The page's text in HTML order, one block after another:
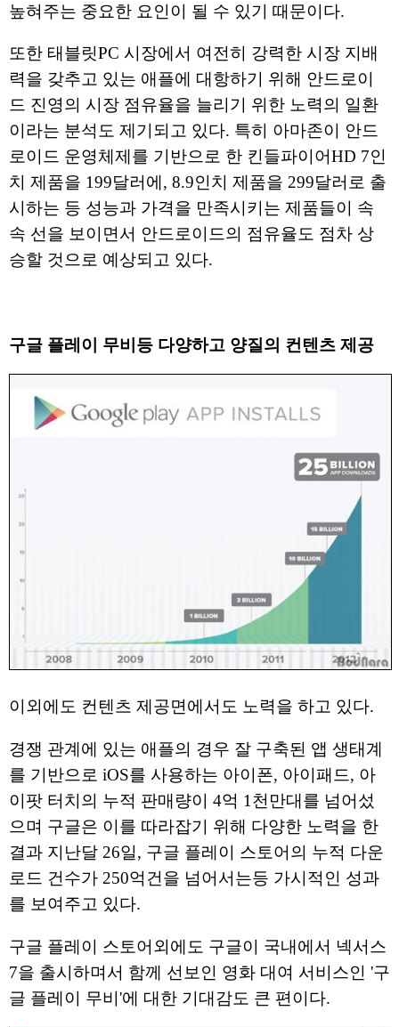
높혀주는 중요한 요인이 될 수 있기 때문이다.
또한 태블릿PC 시장에서 여전히 강력한 시장 지배
력을 갖추고 있는 애플에 대항하기 위해 안드로이
드 진영의 시장 점유율을 늘리기 위한 노력의 일환
이라는 분석도 제기되고 있다. 특히 아마존이 안드
로이드 운영체제를 기반으로 한 킨들파이어HD 7인
치 제품을 199달러에, 8.9인치 제품을 299달러로 출
시하는 등 성능과 가격을 만족시키는 제품들이 속
속 선을 보이면서 안드로이드의 점유율도 점차 상
승할 것으로 예상되고 있다.
구글 플레이 무비등 다양하고 양질의 컨텐츠 제공
이외에도 컨텐츠 제공면에서도 노력을 하고 있다.
경쟁 관계에 있는 애플의 경우 잘 구축된 앱 생태계
를 기반으로 iOS를 사용하는 아이폰, 아이패드, 아
이팟 터치의 누적 판매량이 4억 1천만대를 넘어섰
으며 구글은 이를 따라잡기 위해 다양한 노력을 한
결과 지난달 26일, 구글 플레이 스토어의 누적 다운
로드 건수가 250억건을 넘어서는등 가시적인 성과
를 보여주고 있다.
구글 플레이 스토어외에도 구글이 국내에서 넥서스
7을 출시하며서 함께 선보인 영화 대여 서비스인 '구
글 플레이 무비'에 대한 기대감도 큰 편이다.